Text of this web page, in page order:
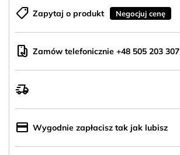
shoppingmode Zapytaj o produkt Negocjuj cenę
mobile_hand Zamów telefonicznie +48 505 203 307
delivery_truck_speed
credit_card Wygodnie zapłacisz tak jak lubisz